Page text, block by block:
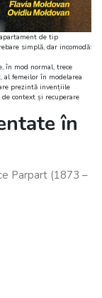
de tip
simplă, dar incomodă:
în mod normal, trece
al femeilor în modelarea
prezintă invențiile
context și recuperare
în
Parpart (1873 –